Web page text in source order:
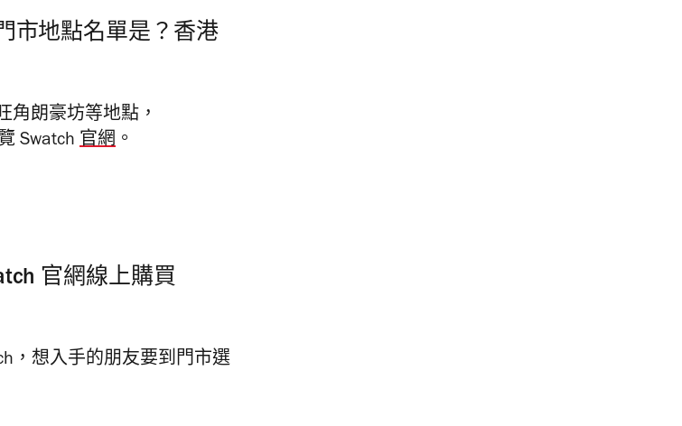
市地點名單是？香港
角朗豪坊等地點，
Swatch 官網 。
官網線上購買
，想入手的朋友要到門市選